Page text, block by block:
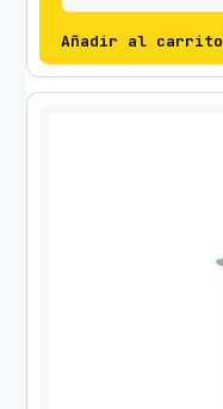
Añadir al carrito